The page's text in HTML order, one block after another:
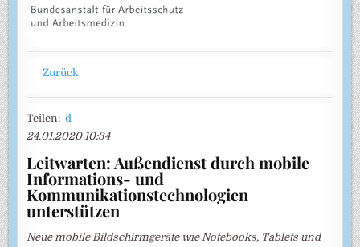
Zurück
Teilen:d
24.01.2020 10:34
Leitwarten: Außendienst durch mobile
Informations- und
Kommunikationstechnologien
unterstützen
Neue mobile Bildschirmgeräte wie Notebooks, Tablets und